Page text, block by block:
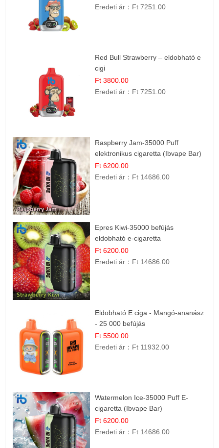
Eredeti ár： Ft 7251.00
Red Bull Strawberry – eldobható e
cigi
Ft 3800.00
Eredeti ár： Ft 7251.00
Raspberry Jam-35000 Puff
elektronikus cigaretta (Ibvape Bar)
Ft 6200.00
Eredeti ár： Ft 14686.00
Epres Kiwi-35000 befújás
eldobható e-cigaretta
Ft 6200.00
Eredeti ár： Ft 14686.00
Eldobható E ciga - Mangó-ananász
- 25 000 befújás
Ft 5500.00
Eredeti ár： Ft 11932.00
Watermelon Ice-35000 Puff E-
cigaretta (Ibvape Bar)
Ft 6200.00
Eredeti ár： Ft 14686.00